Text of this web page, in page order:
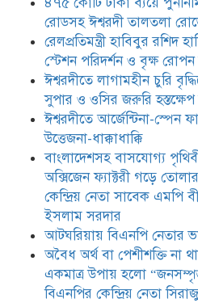
সরদার
মধুমতি
ডিবি
বিশ্বাসকে
সিরাপসহ
ঈশ্বরদীতে
দোকান
সম্মেলন
যে ঐক্যের
বিএনপির
দলকে
করেছিল
আহবান জানিয়েছেন—- বিএনপির
সাবেক এমপি বীর মুক্তিযোদ্ধা
রোডসহ ঈশ্বরদী তালতলা
রেলপ্রতিমন্ত্রী হাবিবুর রশিদ
স্টেশন পরিদর্শন ও বৃক্ষ
ঈশ্বরদীতে লাগামহীন চুরি
সুপার ও ওসির জরুরি হস্তক্ষেপ
ঈশ্বরদীতে আর্জেন্টিনা-স্পেন
উত্তেজনা-ধাক্কাধাক্কি
বাংলাদেশসহ বাসযোগ্য
অক্সিজেন ফ্যাক্টরী গড়ে
কেন্দ্রিয় নেতা সাবেক এমপি
ইসলাম সরদার
আটঘরিয়ায় বিএনপি নেতার
​​অবৈধ অর্থ বা পেশীশক্তি না
একমাত্র উপায় হলো
বিএনপির কেন্দ্রিয় নেতা